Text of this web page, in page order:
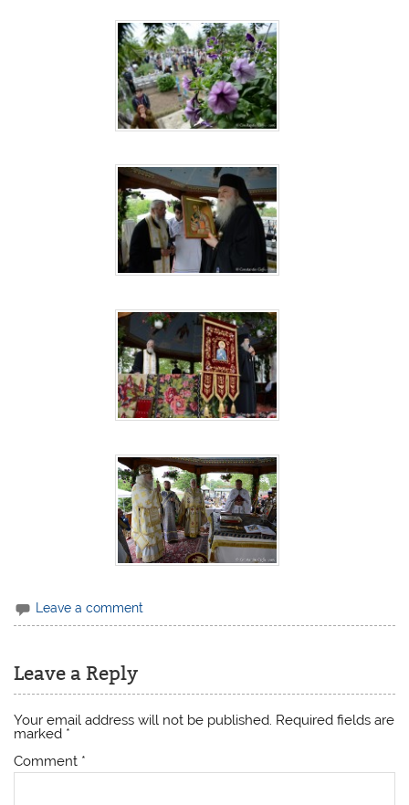
Leave a comment
Leave a Reply
Your email address will not be published. Required fields are
marked *
Comment *